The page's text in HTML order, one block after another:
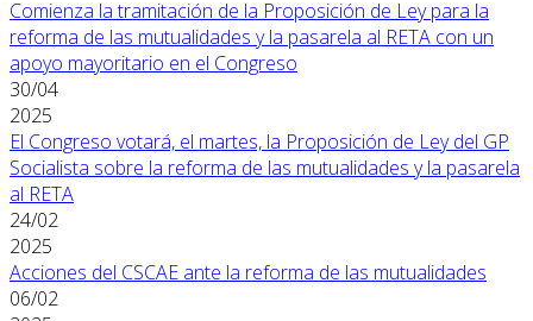
Comienza la tramitación de la Proposición de Ley para la
reforma de las mutualidades y la pasarela al RETA con un
apoyo mayoritario en el Congreso
30/04
2025
El Congreso votará, el martes, la Proposición de Ley del GP
Socialista sobre la reforma de las mutualidades y la pasarela
al RETA
24/02
2025
Acciones del CSCAE ante la reforma de las mutualidades
06/02